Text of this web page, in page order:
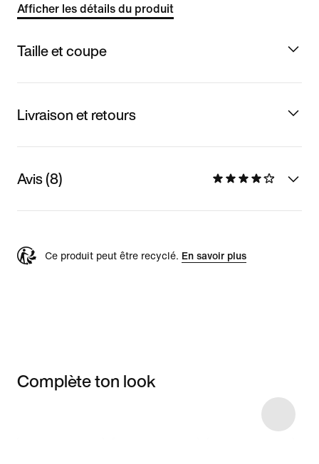
Afficher les détails du produit
Taille et coupe
Livraison et retours
Avis (8)
Ce produit peut être recyclé. En savoir plus
Complète ton look